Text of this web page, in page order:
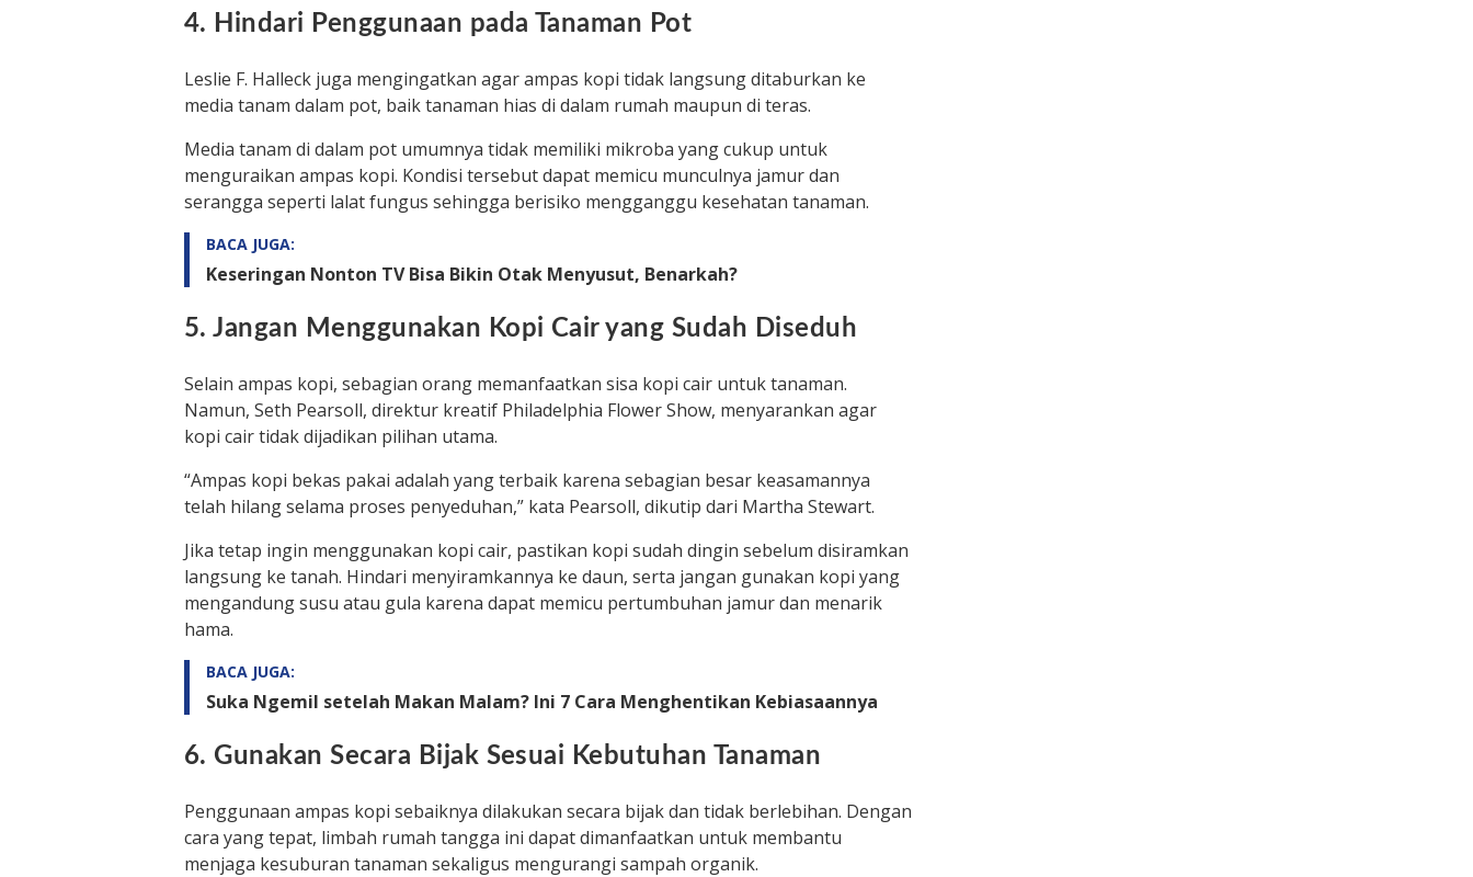
4. Hindari Penggunaan pada Tanaman Pot
Leslie F. Halleck juga mengingatkan agar ampas kopi tidak langsung ditaburkan ke
media tanam dalam pot, baik tanaman hias di dalam rumah maupun di teras.
Media tanam di dalam pot umumnya tidak memiliki mikroba yang cukup untuk
menguraikan ampas kopi. Kondisi tersebut dapat memicu munculnya jamur dan
serangga seperti lalat fungus sehingga berisiko mengganggu kesehatan tanaman.
BACA JUGA:
Keseringan Nonton TV Bisa Bikin Otak Menyusut, Benarkah?
5. Jangan Menggunakan Kopi Cair yang Sudah Diseduh
Selain ampas kopi, sebagian orang memanfaatkan sisa kopi cair untuk tanaman.
Namun, Seth Pearsoll, direktur kreatif Philadelphia Flower Show, menyarankan agar
kopi cair tidak dijadikan pilihan utama.
“Ampas kopi bekas pakai adalah yang terbaik karena sebagian besar keasamannya
telah hilang selama proses penyeduhan,” kata Pearsoll, dikutip dari Martha Stewart.
Jika tetap ingin menggunakan kopi cair, pastikan kopi sudah dingin sebelum disiramkan
langsung ke tanah. Hindari menyiramkannya ke daun, serta jangan gunakan kopi yang
mengandung susu atau gula karena dapat memicu pertumbuhan jamur dan menarik
hama.
BACA JUGA:
Suka Ngemil setelah Makan Malam? Ini 7 Cara Menghentikan Kebiasaannya
6. Gunakan Secara Bijak Sesuai Kebutuhan Tanaman
Penggunaan ampas kopi sebaiknya dilakukan secara bijak dan tidak berlebihan. Dengan
cara yang tepat, limbah rumah tangga ini dapat dimanfaatkan untuk membantu
menjaga kesuburan tanaman sekaligus mengurangi sampah organik.